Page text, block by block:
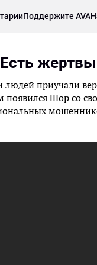
Поддержите AVA
жертвы
приучали
появился Шор со